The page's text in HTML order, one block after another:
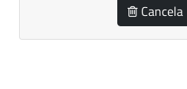
Cancela